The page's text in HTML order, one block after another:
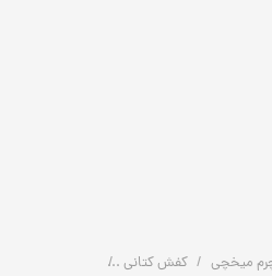
میخچی کفش کتانی